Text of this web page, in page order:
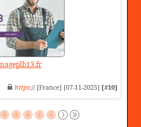
https:// [France] [07-11-2025] [#10]